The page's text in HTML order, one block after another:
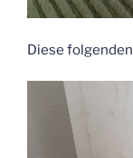
Diese